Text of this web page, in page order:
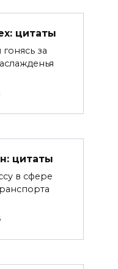
цитаты
за
цитаты
в сфере